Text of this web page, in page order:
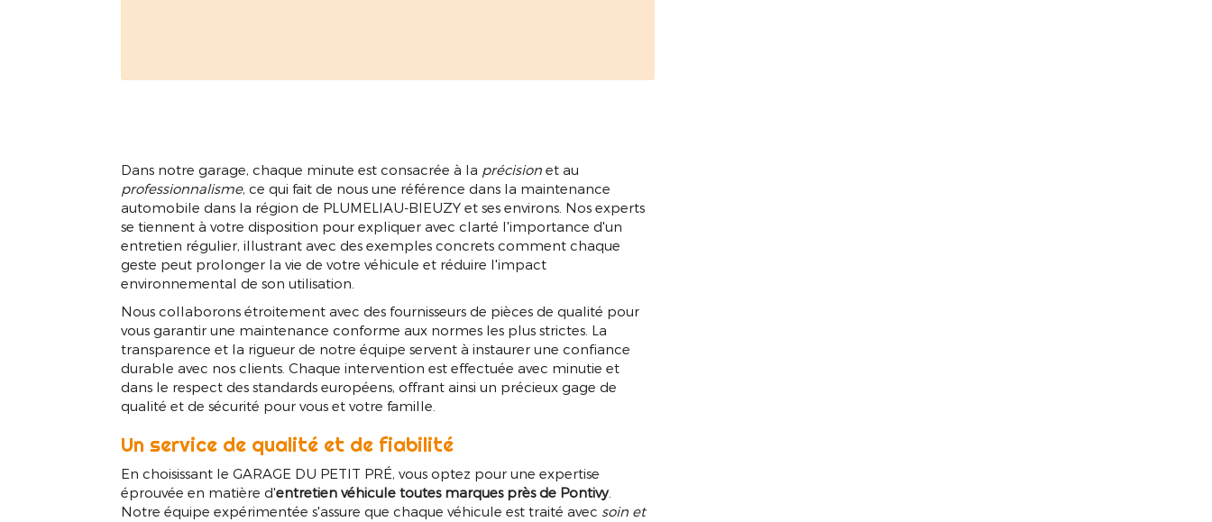
Dans notre garage, chaque minute est consacrée à la précision et au
professionnalisme, ce qui fait de nous une référence dans la maintenance
automobile dans la région de PLUMELIAU-BIEUZY et ses environs. Nos experts
se tiennent à votre disposition pour expliquer avec clarté l'importance d'un
entretien régulier, illustrant avec des exemples concrets comment chaque
geste peut prolonger la vie de votre véhicule et réduire l'impact
environnemental de son utilisation.
Nous collaborons étroitement avec des fournisseurs de pièces de qualité pour
vous garantir une maintenance conforme aux normes les plus strictes. La
transparence et la rigueur de notre équipe servent à instaurer une confiance
durable avec nos clients. Chaque intervention est effectuée avec minutie et
dans le respect des standards européens, offrant ainsi un précieux gage de
qualité et de sécurité pour vous et votre famille.
Un service de qualité et de fiabilité
En choisissant le GARAGE DU PETIT PRÉ, vous optez pour une expertise
éprouvée en matière d'entretien véhicule toutes marques près de Pontivy.
Notre équipe expérimentée s'assure que chaque véhicule est traité avec soin et